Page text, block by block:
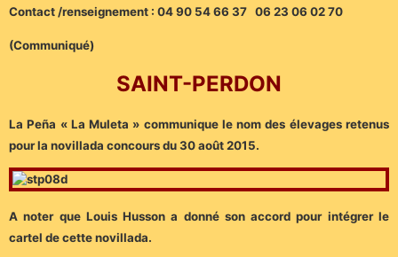
Contact /renseignement : 04 90 54 66 37 06 23 06 02 70
(Communiqué)
SAINT-PERDON
La Peña « La Muleta » communique le nom des élevages retenus
pour la novillada concours du 30 août 2015.
A noter que Louis Husson a donné son accord pour intégrer le
cartel de cette novillada.